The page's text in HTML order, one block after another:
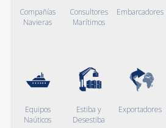
Compañías
Navieras
Consultores
Marítimos
Embarcadores
Equipos
Naúticos
Estiba y
Desestiba
Exportadores